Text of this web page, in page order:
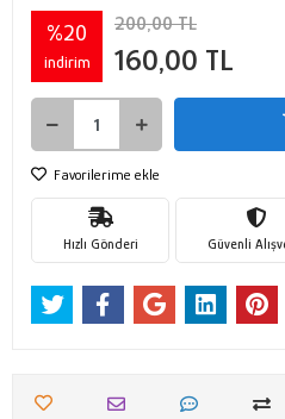
%20
indirim
200,00 TL
160,00 TL
Favorilerime ekle
Hızlı Gönderi Güvenli